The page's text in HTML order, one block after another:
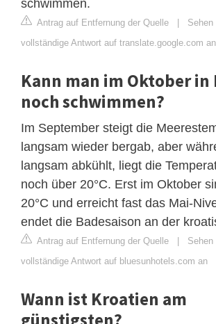
schwimmen.
Antrag auf Entfernung der Quelle |
vollständige Antwort auf translate.google.com an
Kann man im Oktober in
noch schwimmen?
Im September steigt die
langsam wieder bergab, aber
langsam abkühlt, liegt die
noch über 20°C. Erst im Oktober
20°C und erreicht fast das Mai-
endet die Badesaison an der
Antrag auf Entfernung der Quelle |
vollständige Antwort auf bluesunhotels.com an
Wann ist Kroatien am
günstigsten?